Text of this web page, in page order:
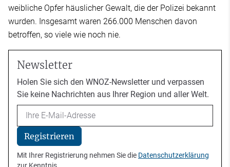
weibliche Opfer häuslicher Gewalt, die der Polizei bekannt
wurden. Insgesamt waren 266.000 Menschen davon
betroffen, so viele wie noch nie.
Newsletter
Holen Sie sich den WNOZ-Newsletter und verpassen
Sie keine Nachrichten aus Ihrer Region und aller Welt.
Email
Registrieren
Mit Ihrer Registrierung nehmen Sie die Datenschutzerklärung